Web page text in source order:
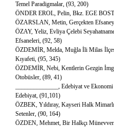
Temel Paradigmalar, (93, 200)
ÖNDER EROL, Pelin, Bkz. EGE
ÖZARSLAN, Metin, Gerçekten
ÖZAY, Yeliz, Evliya Çelebi
Efsaneleri, (92, 58)
ÖZDEMİR, Melda, Muğla İli Milas
Kıyafeti, (95, 345)
ÖZDEMİR, Nebi, Kentlerin Gezgin
Otobüsler, (89, 41)
______________, Edebiyat ve
Edebiyat, (91,101)
ÖZBEK, Yıldıray, Kayseri Halk
Setenler, (90, 164)
ÖZDEN, Mehmet, Bir Halkçı